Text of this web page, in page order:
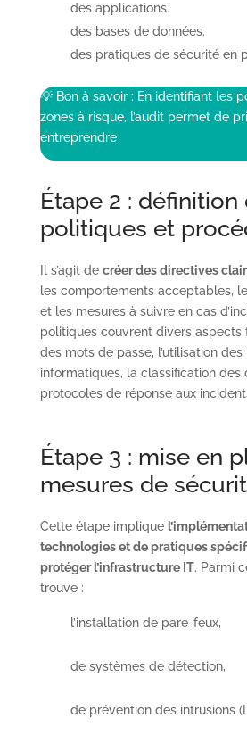
des applications.
des bases de données.
des pratiques de sécurité en
💡 Bon à savoir : En identifiant les
zones à risque, l’audit permet de
entreprendre
Étape 2 : définition
politiques et
Il s’agit de créer des directives
les comportements acceptables,
et les mesures à suivre en cas
politiques couvrent divers aspects
des mots de passe, l’utilisation des
informatiques, la classification des
protocoles de réponse aux
Étape 3 : mise en
mesures de
Cette étape implique
technologies et de pratiques
protéger l’infrastructure IT. Parmi
trouve :
l’installation de pare-feux,
de systèmes de détection,
de prévention des intrusions